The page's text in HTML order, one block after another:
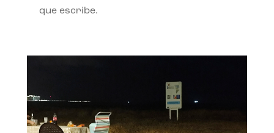
que escribe.